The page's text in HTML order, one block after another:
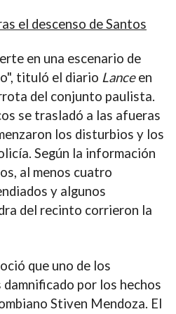
el descenso de Santos
en una escenario de
, tituló el diario Lanceen
del conjunto paulista.
se trasladó a las afueras
los disturbios y los
Según la información
al menos cuatro
y algunos
del recinto corrieron la
que uno de los
por los hechos
Stiven Mendoza. El